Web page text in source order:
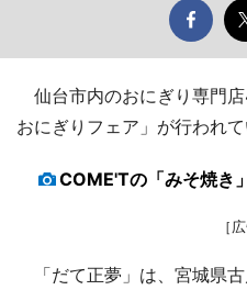
仙台市内のおにぎり専門店
おにぎりフェア」が行われて
COME'Tの「みそ焼き
［
「だて正夢」は、宮城県